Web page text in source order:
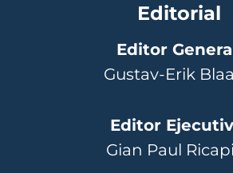
Editorial
Editor
Gustav-Erik
Editor
Gian Paul